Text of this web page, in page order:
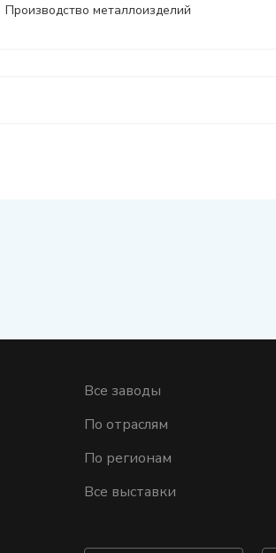
Производство металлоизделий
Все заводы
По отраслям
По регионам
Все выставки